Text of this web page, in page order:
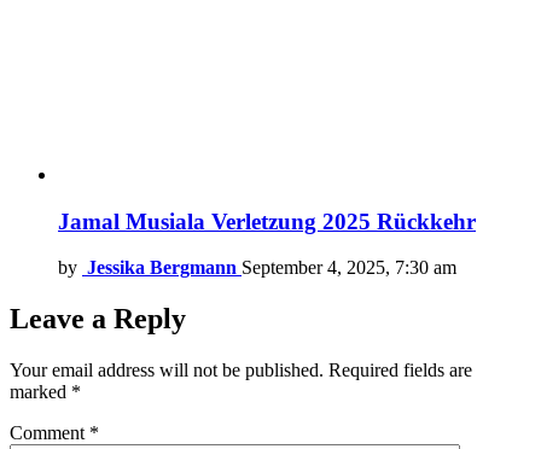
Jamal Musiala Verletzung 2025 Rückkehr
by Jessika Bergmann September 4, 2025, 7:30 am
Leave a Reply
Your email address will not be published. Required fields are
marked *
Comment *